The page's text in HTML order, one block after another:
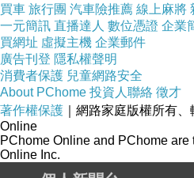
買車 旅行團 汽車險推薦 線上麻將
一元簡訊 直播達人 數位憑證 企業
買網址 虛擬主機 企業郵件
廣告刊登 隱私權聲明
消費者保護 兒童網路安全
About PChome 投資人聯絡 徵才
著作權保護 ｜網路家庭版權所有
Online
PChome Online and PChome are
Online Inc.